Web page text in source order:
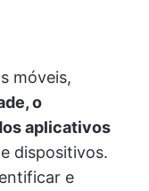
móveis,
o
aplicativos
dispositivos.
e